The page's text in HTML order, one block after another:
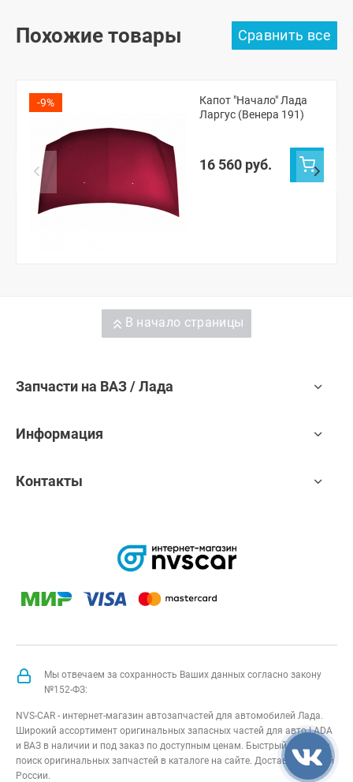
Похожие товары
-9%
Капот "Начало" Лада
Ларгус (Венера 191)
16 560 руб.
В начало страницы
Запчасти на ВАЗ / Лада
Информация
Контакты
Мы отвечаем за сохранность Ваших данных согласно закону
№152-ФЗ:
NVS-CAR - интернет-магазин автозапчастей для автомобилей Лада.
Широкий ассортимент оригинальных запасных частей для авто LADA
и ВАЗ в наличии и под заказ по доступным ценам. Быстрый подбор и
поиск оригинальных запчастей в каталоге на сайте. Доставка по всей
России.